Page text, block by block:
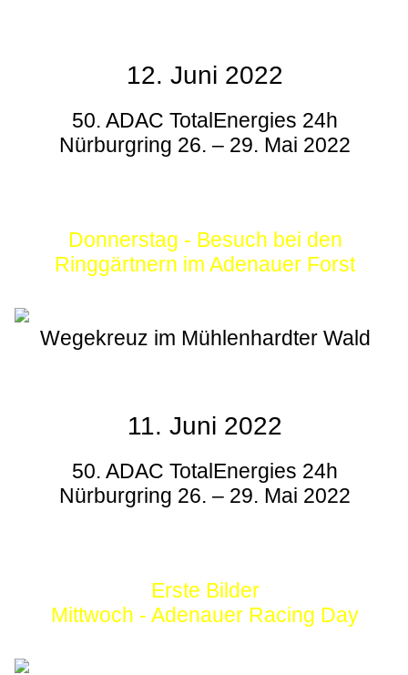
12. Juni 2022
50. ADAC TotalEnergies 24h
Nürburgring 26. – 29. Mai 2022
Donnerstag - Besuch bei den
Ringgärtnern im Adenauer Forst
Wegekreuz im Mühlenhardter Wald
11. Juni 2022
50. ADAC TotalEnergies 24h
Nürburgring 26. – 29. Mai 2022
Erste Bilder
Mittwoch - Adenauer Racing Day